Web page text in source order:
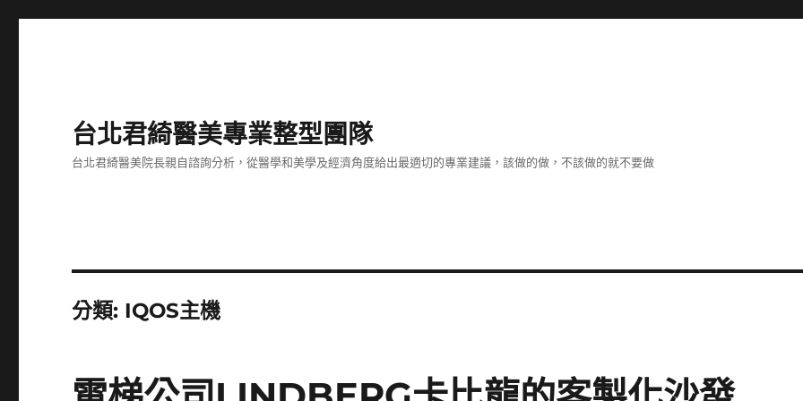
台北君綺醫美專業整型團隊
台北君綺醫美院長親自諮詢分析，從醫學和美學及經濟角度給出最適切的專業建議，該做的做，不該做的就不要做
分類: IQOS主機